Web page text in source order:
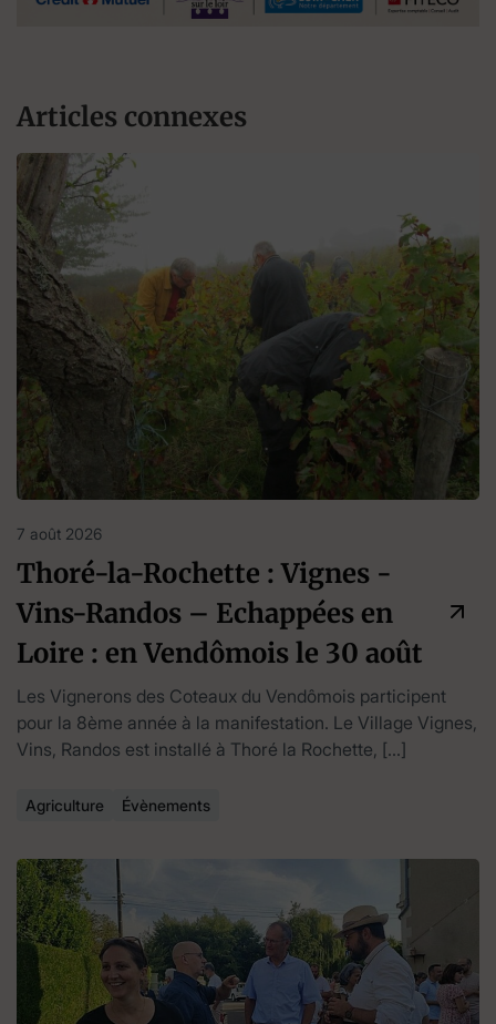
Articles connexes
7 août 2026
Thoré-la-Rochette : Vignes -
Vins-Randos – Echappées en
Loire : en Vendômois le 30 août
Les Vignerons des Coteaux du Vendômois participent
pour la 8ème année à la manifestation. Le Village Vignes,
Vins, Randos est installé à Thoré la Rochette, […]
Agriculture Évènements